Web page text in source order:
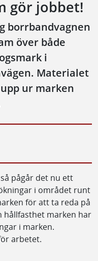
gör jobbet!
borrbandvagnen
över både
i
Materialet
ur marken
pågår det nu ett
i området runt
för att ta reda på
hållfasthet marken har
i marken.
arbetet.